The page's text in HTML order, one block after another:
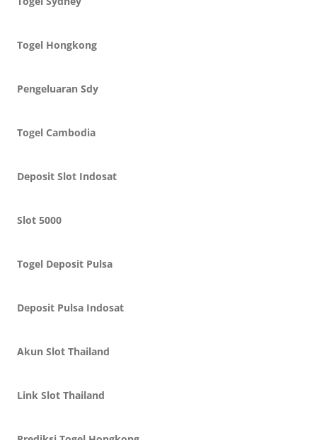
Togel Hongkong
Pengeluaran Sdy
Togel Cambodia
Deposit Slot Indosat
Slot 5000
Togel Deposit Pulsa
Deposit Pulsa Indosat
Akun Slot Thailand
Link Slot Thailand